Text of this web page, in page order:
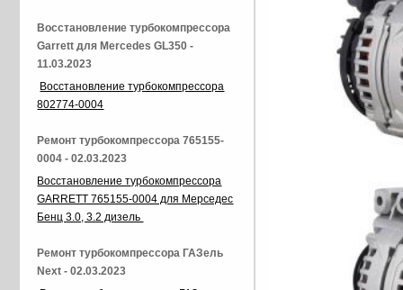
Восстановление турбокомпрессора
Garrett для Mercedes GL350 -
11.03.2023
Восстановление турбокомпрессора
802774-0004
Ремонт турбокомпрессора 765155-
0004 - 02.03.2023
Восстановление турбокомпрессора
GARRETT 765155-0004 для Мерседес
Бенц 3.0, 3.2 дизель
Ремонт турбокомпрессора ГАЗель
Next - 02.03.2023